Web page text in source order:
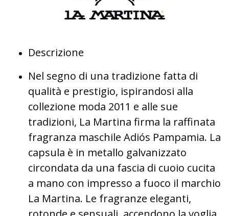
Descrizione
Nel segno di una tradizione fatta di
qualità e prestigio, ispirandosi alla
collezione moda 2011 e alle sue
tradizioni, La Martina firma la raffinata
fragranza maschile Adiós Pampamia. La
capsula è in metallo galvanizzato
circondata da una fascia di cuoio cucita
a mano con impresso a fuoco il marchio
La Martina. Le fragranze eleganti,